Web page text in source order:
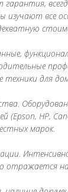
гарантия,
изучают все
для
(Epson, HP,
марок.
отражается